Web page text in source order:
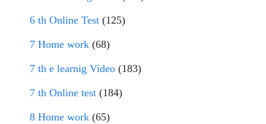
6 th Online Test (125)
7 Home work (68)
7 th e learnig Video (183)
7 th Online test (184)
8 Home work (65)